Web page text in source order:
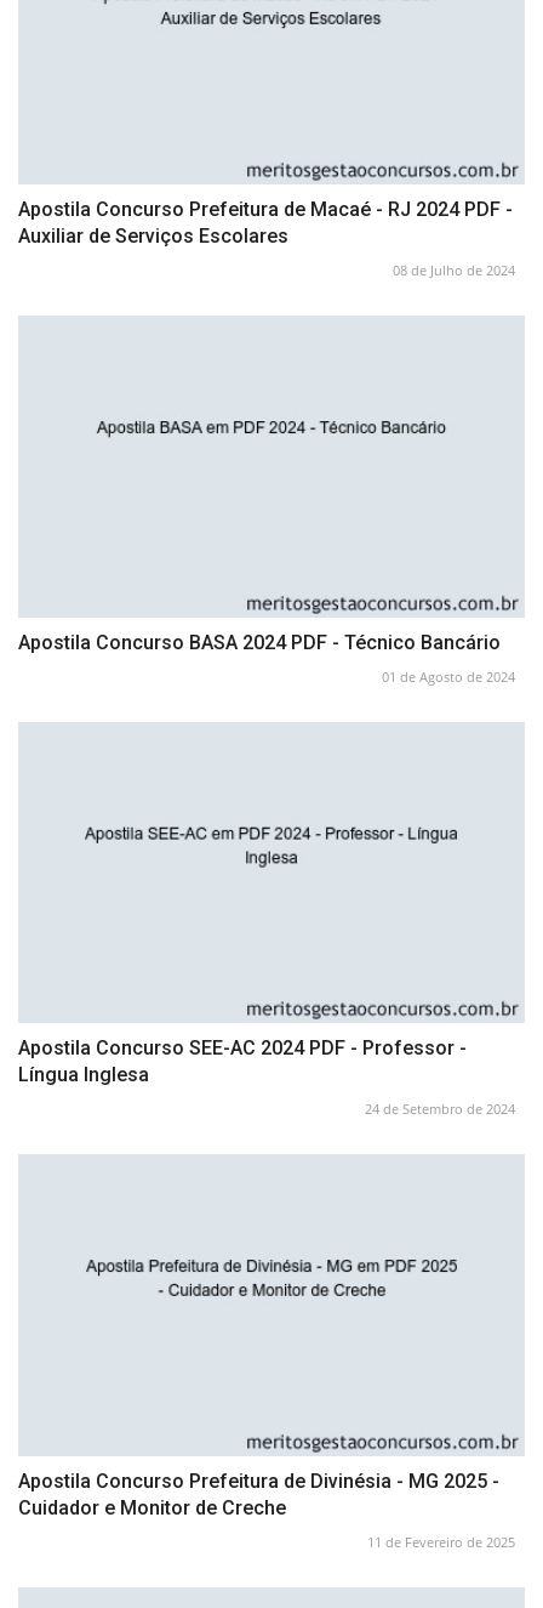
Apostila Concurso Prefeitura de Macaé - RJ 2024 PDF -
Auxiliar de Serviços Escolares
08 de Julho de 2024
Apostila Concurso BASA 2024 PDF - Técnico Bancário
01 de Agosto de 2024
Apostila Concurso SEE-AC 2024 PDF - Professor -
Língua Inglesa
24 de Setembro de 2024
Apostila Concurso Prefeitura de Divinésia - MG 2025 -
Cuidador e Monitor de Creche
11 de Fevereiro de 2025